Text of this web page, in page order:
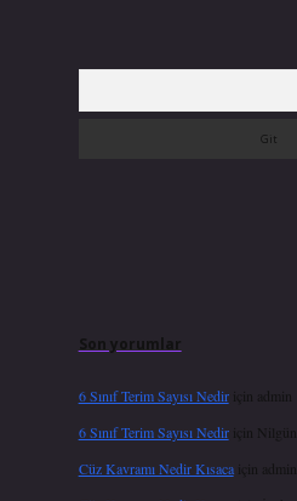
Son yorumlar
6 Sınıf Terim Sayısı Nediriçin
admin
6 Sınıf Terim Sayısı Nediriçin Nilgün
Cüz Kavramı Nedir Kısacaiçin
admin